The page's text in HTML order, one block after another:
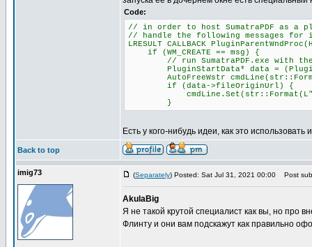
Code:
// in order to host SumatraPDF as a
// handle the following messages
LRESULT CALLBACK
if (WM_CREATE == msg) {
// run SumatraPDF.exe with the -
PluginStartData* data =
AutoFreeWstr
if (data->fileOriginUrl) {
cmdLine.Set(str::Format(L"-
}
Есть у кого-нибудь идеи, как это
Back to top
imig73 (Separately) Posted: Sat Jul 31, 2021 00:00 Post
AkulaBig
Я не такой крутой специалист как вы, но про
Флинту и они вам подскажут как правильно